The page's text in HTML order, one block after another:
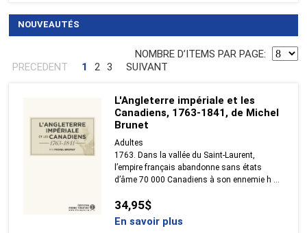
NOUVEAUTÉS
NOMBRE DʼITEMS PAR PAGE:
PRECEDENT
1 2 3 SUIVANT
L'Angleterre impériale et les
Canadiens, 1763-1841, de Michel
Brunet
Adultes
1763. Dans la vallée du Saint-Laurent,
l’empire français abandonne sans états
d’âme 70 000 Canadiens à son ennemie h ...
34,95$
En savoir plus